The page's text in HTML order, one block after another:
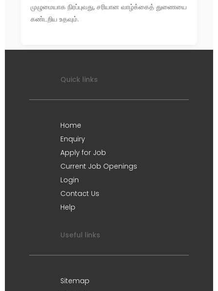
முழுமையாக நிரப்புவது, சரியான வாழ்க்கைத் துணையை
கண்டறிய உதவும்.
Quick links
Home
Enquiry
Apply for Job
Current Job Openings
Login
Contact Us
Help
Useful links
Sitemap